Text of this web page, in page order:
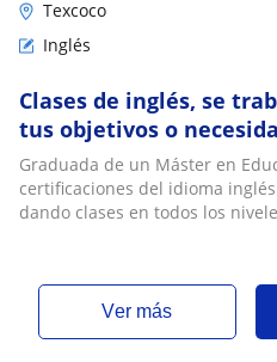
Texcoco
Inglés
Clases de inglés, se
tus objetivos o
línea
Graduada de un Máster en
certificaciones del idioma
dando clases en todos los
ver más